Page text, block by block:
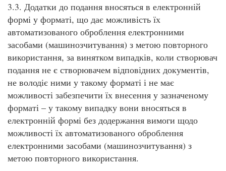
3.3. Додатки до подання вносяться в електронній
формі у форматі, що дає можливість їх
автоматизованого оброблення електронними
засобами (машинозчитування) з метою повторного
використання, за винятком випадків, коли створювач
подання не є створювачем відповідних документів,
не володіє ними у такому форматі і не має
можливості забезпечити їх внесення у зазначеному
форматі – у такому випадку вони вносяться в
електронній формі без додержання вимоги щодо
можливості їх автоматизованого оброблення
електронними засобами (машинозчитування) з
метою повторного використання.